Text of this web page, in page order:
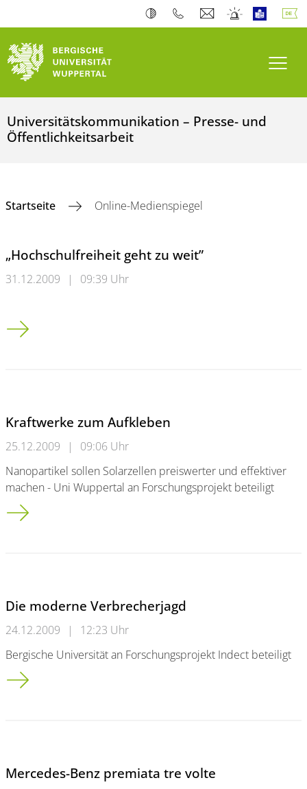
Universitätskommunikation – Presse- und
Öffentlichkeitsarbeit
Startseite Online-Medienspiegel
„Hochschulfreiheit geht zu weit”
31.12.2009 | 09:39 Uhr
&#8222;Hochschulfreiheit geht zu weit&#8221;
Kraftwerke zum Aufkleben
25.12.2009 |
09:06 Uhr
Nanopartikel sollen Solarzellen preiswerter und effektiver
machen - Uni Wuppertal an Forschungsprojekt beteiligt
Kraftwerke zum Aufkleben
Die moderne Verbrecherjagd
24.12.2009 |
12:23 Uhr
Bergische Universität an Forschungsprojekt Indect beteiligt
Die moderne Verbrecherjagd
Mercedes-Benz premiata tre volte